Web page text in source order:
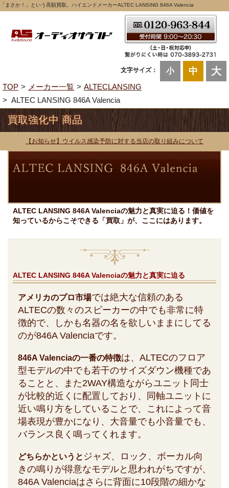
「まさか！」という高額買取。ハイエンドメーカーALTEC LANSING 846A Valencia
文字サイズ： 小 中 大
TOP メーカー一覧
ALTECLANSING
ALTEC LANSING 846A Valencia
買取強化中 商品
【お知らせ】ウイルス感染予防に対する当店の取り組みについて
ALTEC LANSING 846A Valenciaの魅力と真実に迫る！価値を
知っているからこそできる「買取」が、ここにはあります。
ALTEC LANSING 846A Valenciaの魅力と真実に迫る
アメリカのプロ市場では絶大な信頼のある
ALTECの数々のスピーカーの中でも非常に特
徴的で、しかも名器の名を欲しいままにしてる
のが846A Valenciaです。
846A Valenciaの一番の特徴は、ALTECのフロア
型モデルの中でも若干のサイズダウン機種であ
ることと、また2WAY構造ながらユニット同士
が比較的近くに配置しており、同軸ユニットに
近い鳴り方をしていることで、これによって音
場表現が豊かになり、大音量でも小音量でも、
バランス良く鳴ってくれます。
どちらかというと ジャズ、ロック、ボーカル向
きの鳴りが得意なモデルと思われがちですが、
846A Valenciaはさらに背面に10段階の細かな